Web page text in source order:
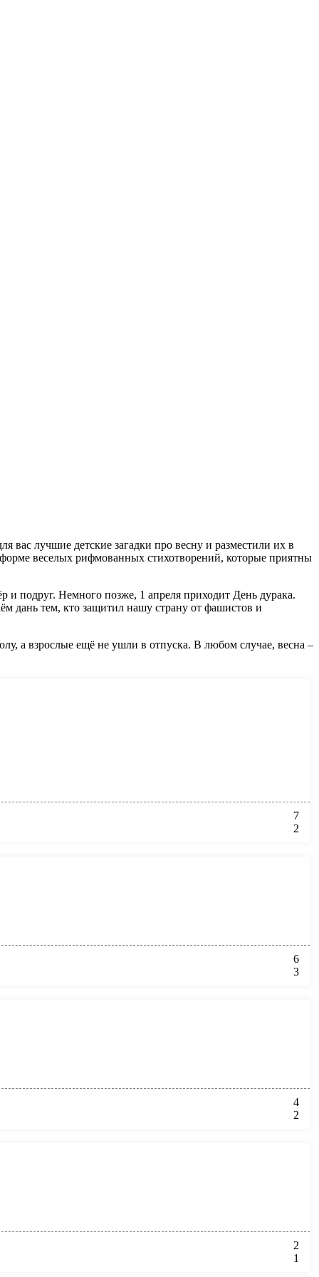
вас лучшие детские загадки про весну и разместили их в
веселых рифмованных стихотворений, которые приятны
и подруг. Немного позже, 1 апреля приходит День дурака.
дань тем, кто защитил нашу страну от фашистов и
а взрослые ещё не ушли в отпуска. В любом случае, весна –
7
2
6
3
4
2
2
1